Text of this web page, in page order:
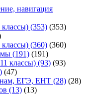
навигация
(353) (353)
(360) (360)
(191) (191)
классы) (93) (93)
(47)
ЕГЭ, ЕНТ (28) (28)
(13) (13)